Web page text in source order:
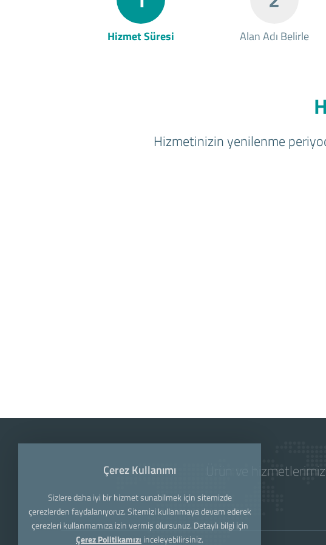
Hizmet Süresi Alan Adı Belirle
Hizmetinizin yenilenme
Ürün ve
Çerez Kullanımı
Sizlere daha iyi bir hizmet sunabilmek için sitemizde
çerezlerden faydalanıyoruz. Sitemizi kullanmaya devam ederek
çerezleri kullanmamıza izin vermiş olursunuz. Detaylı bilgi için
Çerez Politikamızı inceleyebilirsiniz.